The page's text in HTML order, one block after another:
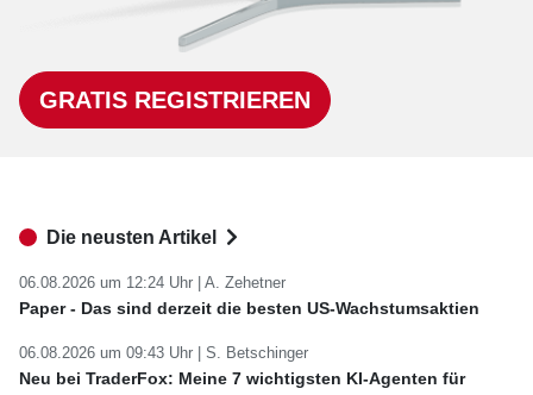
GRATIS REGISTRIEREN
Die neusten Artikel
06.08.2026 um 12:24 Uhr | A. Zehetner
Paper - Das sind derzeit die besten US-Wachstumsaktien
06.08.2026 um 09:43 Uhr | S. Betschinger
Neu bei TraderFox: Meine 7 wichtigsten KI-Agenten für